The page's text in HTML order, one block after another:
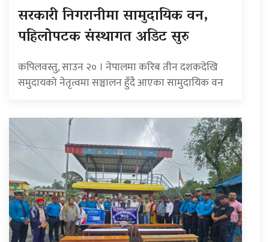
सरकारी निगरानीमा सामुदायिक वन,
पहिलोपटक संस्थागत अडिट सुरु
कपिलवस्तु, साउन २० । नेपालमा करिब तीन दशकदेखि
समुदायको नेतृत्वमा सञ्चालन हुँदै आएका सामुदायिक वन